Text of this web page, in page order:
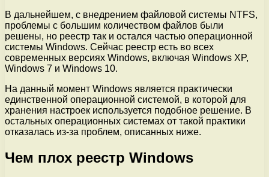
В дальнейшем, с внедрением файловой системы NTFS,
проблемы с большим количеством файлов были
решены, но реестр так и остался частью операционной
системы Windows. Сейчас реестр есть во всех
современных версиях Windows, включая Windows XP,
Windows 7 и Windows 10.
На данный момент Windows является практически
единственной операционной системой, в которой для
хранения настроек используется подобное решение. В
остальных операционных системах от такой практики
отказалась из-за проблем, описанных ниже.
Чем плох реестр Windows